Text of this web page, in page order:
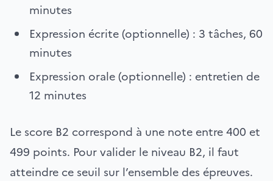
minutes
Expression écrite (optionnelle) : 3 tâches, 60
minutes
Expression orale (optionnelle) : entretien de
12 minutes
Le score B2 correspond à une note entre 400 et
499 points. Pour valider le niveau B2, il faut
atteindre ce seuil sur l’ensemble des épreuves.